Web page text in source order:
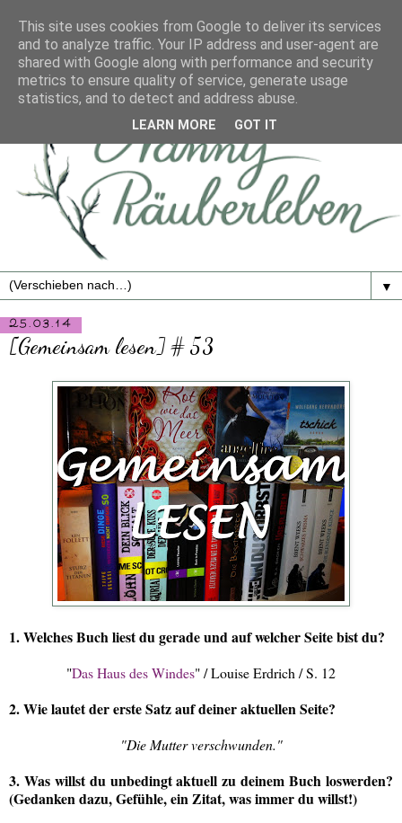
▼
25.03.14
[Gemeinsam lesen] # 53
1. Welches Buch liest du gerade und auf welcher Seite bist du?
"Das Haus des Windes" / Louise Erdrich / S. 12
2. Wie lautet der erste Satz auf deiner aktuellen Seite?
"Die Mutter verschwunden."
3. Was willst du unbedingt aktuell zu deinem Buch loswerden?
(Gedanken dazu, Gefühle, ein Zitat, was immer du willst!)
This site uses cookies from Google to deliver its services
and to analyze traffic. Your IP address and user-agent are
shared with Google along with performance and security
metrics to ensure quality of service, generate usage
statistics, and to detect and address abuse.
LEARN MORE GOT IT